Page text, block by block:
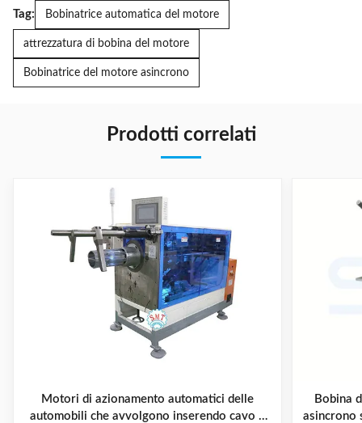
Tag: Bobinatrice automatica del motore
attrezzatura di bobina del motore
Bobinatrice del motore asincrono
Prodotti correlati
Motori di azionamento automatici delle
automobili che avvolgono inserendo cavo a
Bobina
asincrono